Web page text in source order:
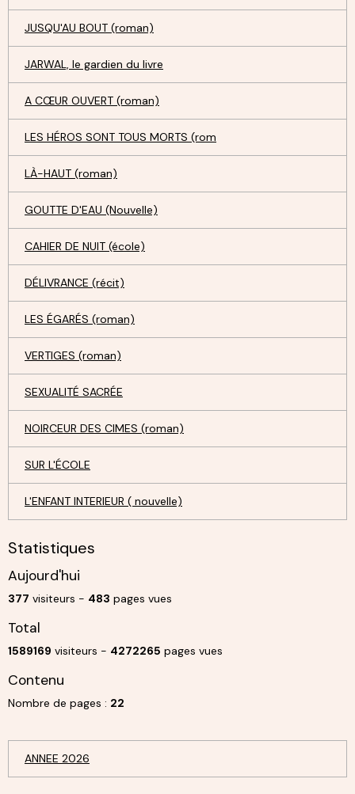
JUSQU'AU BOUT (roman)
JARWAL, le gardien du livre
A CŒUR OUVERT (roman)
LES HÉROS SONT TOUS MORTS (rom
LÀ-HAUT (roman)
GOUTTE D'EAU (Nouvelle)
CAHIER DE NUIT (école)
DÉLIVRANCE (récit)
LES ÉGARÉS (roman)
VERTIGES (roman)
SEXUALITÉ SACRÉE
NOIRCEUR DES CIMES (roman)
SUR L'ÉCOLE
L'ENFANT INTERIEUR ( nouvelle)
Statistiques
Aujourd'hui
377 visiteurs - 483 pages vues
Total
1589169 visiteurs - 4272265 pages vues
Contenu
Nombre de pages : 22
ANNEE 2026